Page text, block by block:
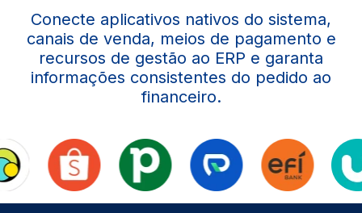
Conecte aplicativos nativos do sistema,
canais de venda, meios de pagamento e
recursos de gestão ao ERP e garanta
informações consistentes do pedido ao
financeiro.